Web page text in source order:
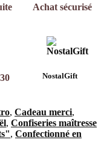
Achat sécurisé
NostalGift
, Cadeau merci,
, Confiseries maîtresse
, Confectionné en